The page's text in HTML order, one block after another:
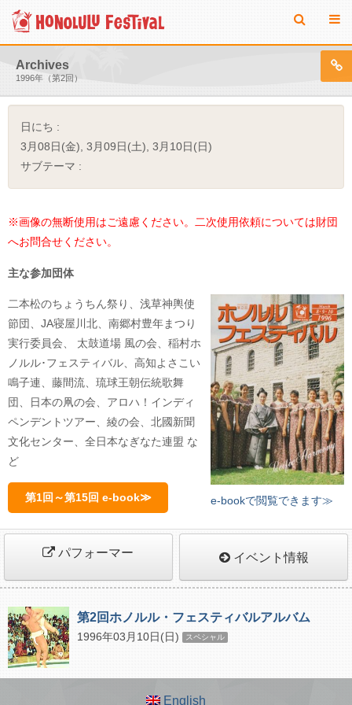
Archives
1996年（第2回）
日にち :
3月08日(金), 3月09日(土), 3月10日(日)
サブテーマ :
※画像の無断使用はご遠慮ください。二次使用依頼については財団
へお問合せください。
主な参加団体
e-bookで閲覧できます≫
二本松のちょうちん祭り、浅草神輿使
節団、JA寝屋川北、南郷村豊年まつり
実行委員会、 太鼓道場 風の会、稲村ホ
ノルル･フェスティバル、高知よさこい
鳴子連、藤間流、琉球王朝伝統歌舞
団、日本の凧の会、アロハ！インディ
ペンデントツアー、綾の会、北國新聞
文化センター、全日本なぎなた連盟 な
ど
第1回～第15回 e-book≫
パフォーマー イベント情報
第2回ホノルル・フェスティバルアルバム
1996年03月10日(日) スペシャル
English